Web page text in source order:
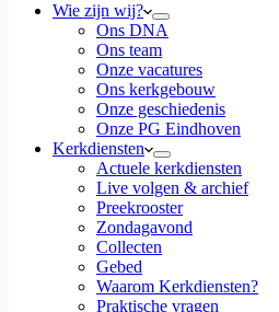
Wie zijn wij?
Ons DNA
Ons team
Onze vacatures
Ons kerkgebouw
Onze geschiedenis
Onze PG Eindhoven
Kerkdiensten
Actuele kerkdiensten
Live volgen & archief
Preekrooster
Zondagavond
Collecten
Gebed
Waarom Kerkdiensten?
Praktische vragen